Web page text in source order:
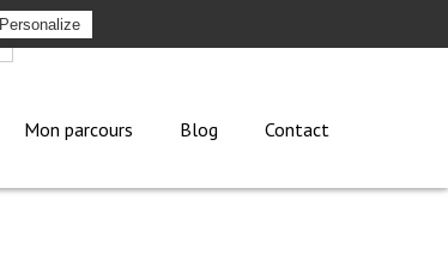
Mon parcours Blog Contact
Personalize